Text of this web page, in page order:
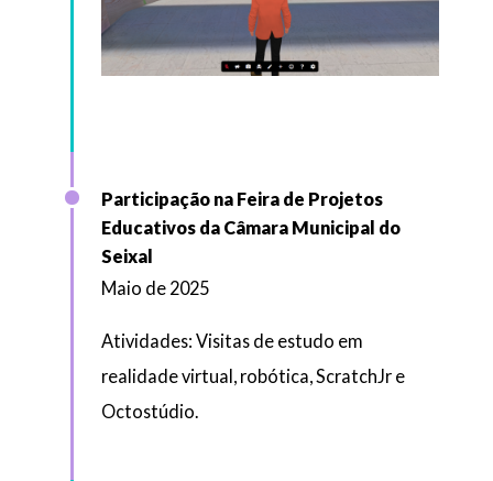
Participação na Feira de Projetos
Educativos da Câmara Municipal do
Seixal
Maio de 2025
Atividades: Visitas de estudo em
realidade virtual, robótica, ScratchJr e
Octostúdio.